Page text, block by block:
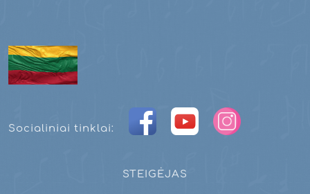
Socialiniai tinklai:
STEIGĖJAS